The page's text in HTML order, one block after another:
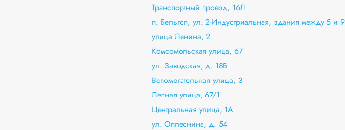
Транспортный проезд, 16Л
п. Бельгоп, ул. 2-Индустриальная, здания между 5 и 9
улица Ленина, 2
Комсомольская улица, 67
ул. Заводская, д. 18Б
Вспомогательная улица, 3
Лесная улица, 67/1
Центральная улица, 1А
ул. Оплеснина, д. 54